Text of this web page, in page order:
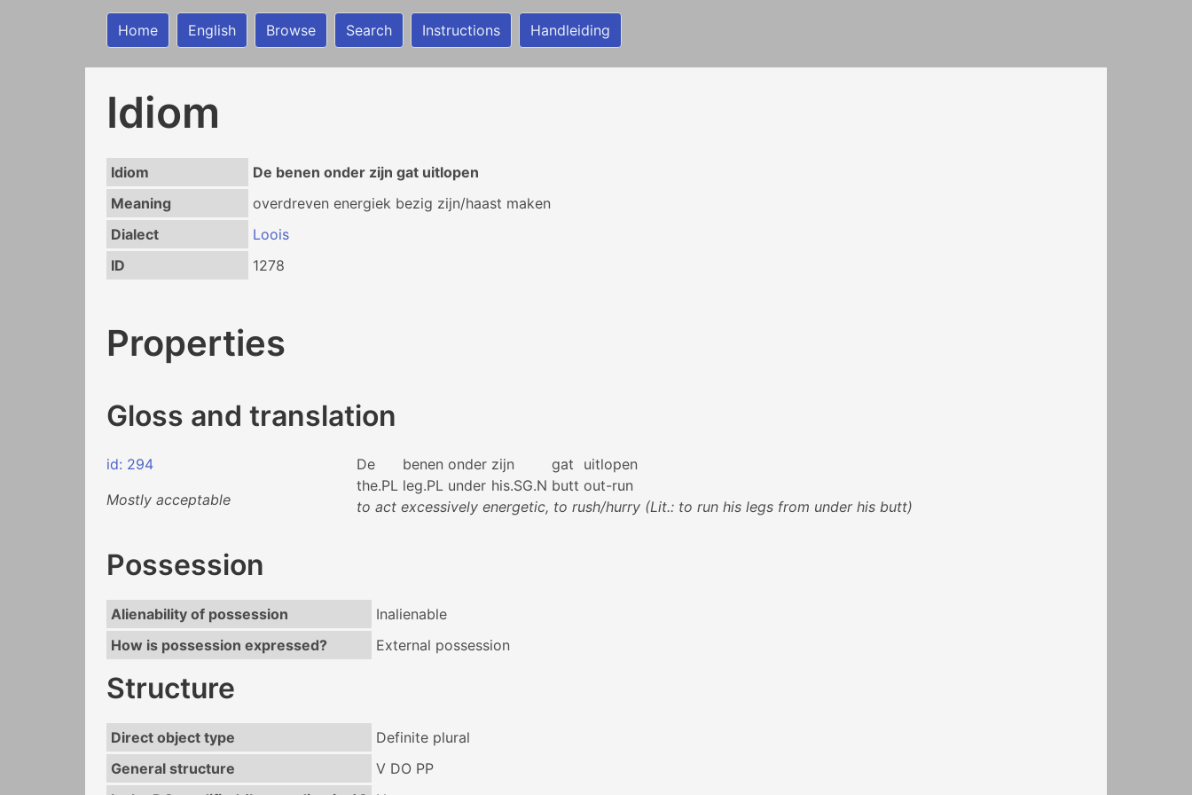
Home English Browse Search Instructions Handleiding
Idiom
Idiom
De benen onder zijn gat uitlopen
Meaning
overdreven energiek bezig zijn/haast maken
Dialect
Loois
ID
1278
Properties
Gloss and translation
id: 294
Mostly acceptable
De
the.PL
benen
leg.PL
onder
under
zijn
his.SG.N
gat
butt
uitlopen
out-run
to act excessively energetic, to rush/hurry (Lit.: to run his legs from under his butt)
Possession
Alienability of possession
Inalienable
How is possession expressed?
External possession
Structure
Direct object type
Definite plural
General structure
V DO PP